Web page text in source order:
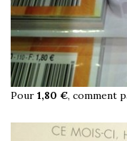
Pour 1,80 €, comment